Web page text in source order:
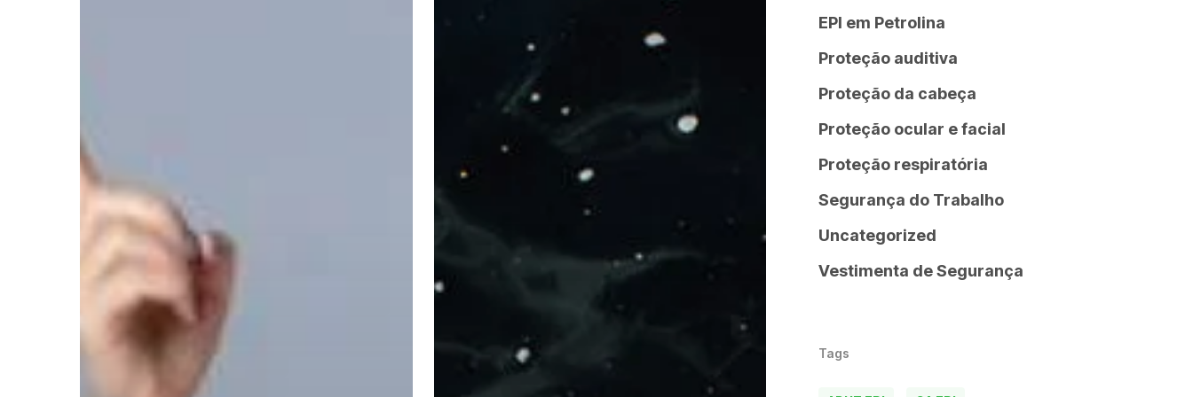
EPI em Petrolina
Proteção auditiva
Proteção da cabeça
Proteção ocular e facial
Proteção respiratória
Segurança do Trabalho
Uncategorized
Vestimenta de Segurança
Tags